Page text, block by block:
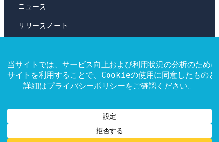
ニュース
リリースノート
よくある質問
ヘルプ
© 2025 illuminAI, beyond Co., Ltd. All rights